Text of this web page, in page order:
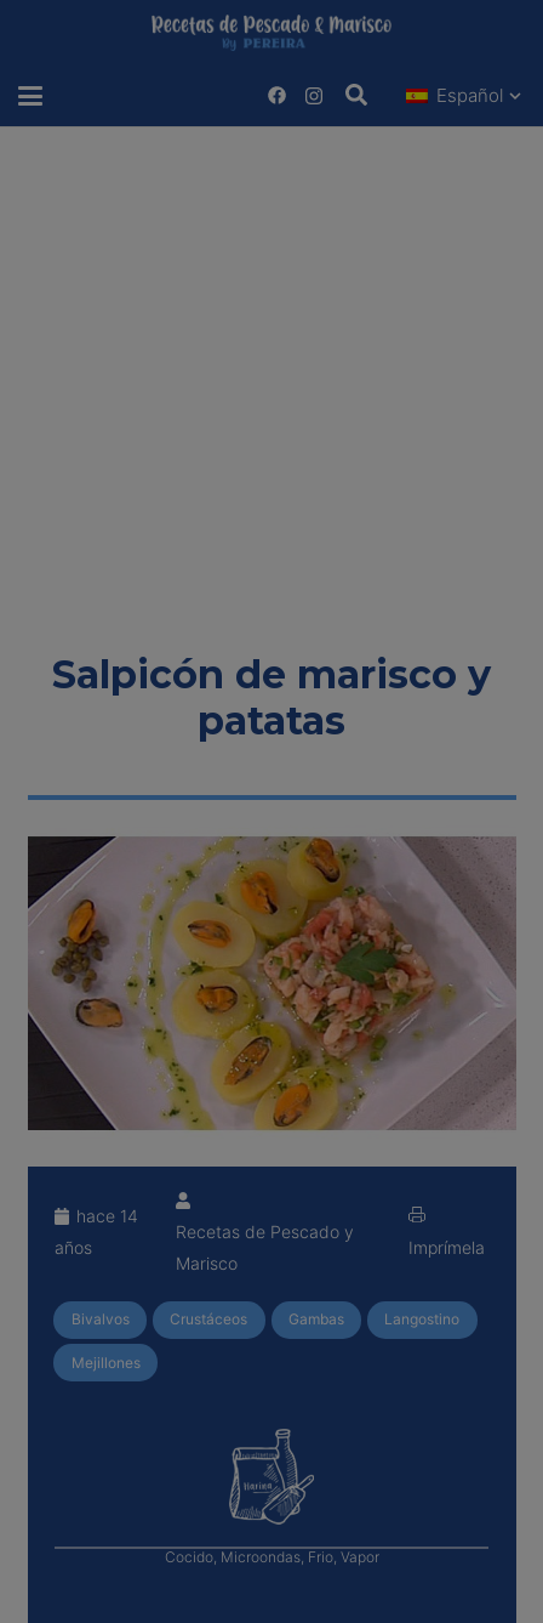
Español
Salpicón de marisco y
patatas
hace 14
años
Recetas de Pescado y
Marisco
Imprímela
Bivalvos Crustáceos Gambas Langostino
Mejillones
Cocido, Microondas, Frio, Vapor